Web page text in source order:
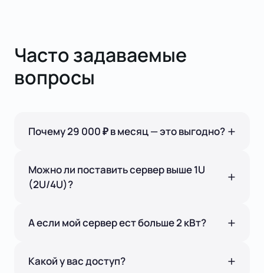
Часто задаваемые
вопросы
Почему 29 000 ₽ в месяц — это выгодно?
Можно ли поставить сервер выше 1U
(2U/4U)?
А если мой сервер ест больше 2 кВт?
Какой у вас доступ?